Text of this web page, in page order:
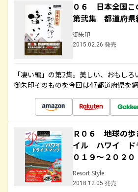
０６ 日本全国こ
第弐集 都道府県
御朱印
2015.02.26 発売
「凄い編」の第2集。美しい、おもし
御朱印そのものを今回は47都道府県を
Ｒ０６ 地球の
イル ハワイ ド
０１９～２０２０
Resort Style
2018.12.05 発売